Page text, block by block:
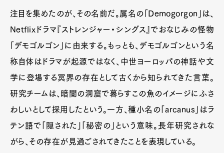
注目を集めたのが、その名前だ。属名の「Demogorgon」は、
Netflixドラマ『ストレンジャー・シングス』でおなじみの怪物
「デモゴルゴン」に由来する。もっとも、デモゴルゴンという名
称自体はドラマが起源ではなく、中世ヨーロッパの神話や文
学に登場する冥界の存在として古くから知られてきた言葉。
研究チームは、暗闇の洞窟で暮らすこの魚のイメージにふさ
わしいとして採用したという。一方、種小名の「arcanus」はラ
テン語で「隠された」「秘密の」という意味。長年研究されな
がら、その存在が見過ごされてきたことを表現している。